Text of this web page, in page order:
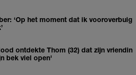
‘Op het moment dat ik vooroverbuig
ontdekte Thom (32) dat zijn vriendin
bek viel open'